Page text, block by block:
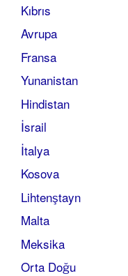
Kıbrıs
Avrupa
Fransa
Yunanistan
Hindistan
İsrail
İtalya
Kosova
Lihtenştayn
Malta
Meksika
Orta Doğu